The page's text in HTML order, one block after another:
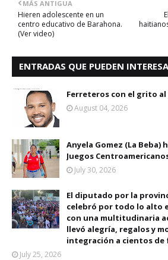
MÁS ANTIGUA
Hieren adolescente en un
centro educativo de Barahona.
(Ver video)
ENTRADAS QUE PUEDEN
Ferreteros con el grito al
August 04, 2026
Anyela Gomez (La Beba)
Juegos
July 30, 2026
El diputado por la
celebró por todo lo alto
con una multitudinaria
llevó alegría, regalos y
integración a cientos de
July 25, 2026